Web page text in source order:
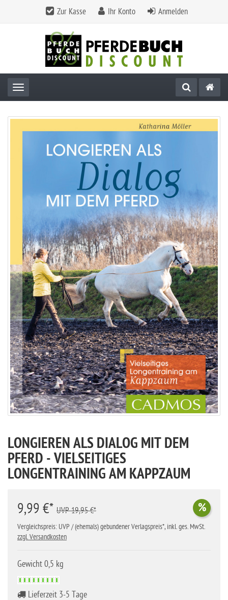
Zur Kasse Ihr Konto Anmelden
Toggle navigation
LONGIEREN ALS DIALOG MIT DEM
PFERD - VIELSEITIGES
LONGENTRAINING AM KAPPZAUM
9,99 €* %
UVP 19,95 €*
Vergleichspreis: UVP / (ehemals) gebundener Verlagspreis*, inkl. ges. MwSt.
zzgl. Versandkosten
Gewicht 0,5 kg
Lieferzeit 3-5 Tage